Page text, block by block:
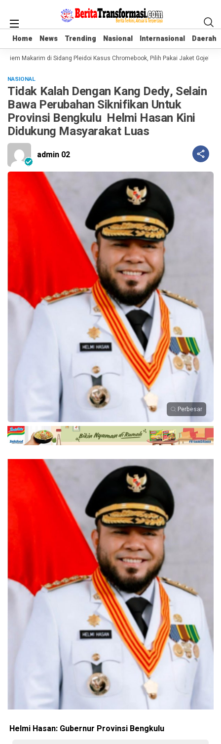
Home News Trending Nasional Internasional Daerah
Home News Trending Nasional Internasional Daerah
Makarim di Sidang Pleidoi Kasus Chromebook, Pilih Pakai Jaket Gojek
NASIONAL
Tidak Kalah Dengan Kang Dedy, Selain
Bawa Perubahan Siknifikan Untuk
Provinsi Bengkulu Helmi Hasan Kini
Didukung Masyarakat Luas
admin 02
Perbesar
Helmi Hasan: Gubernur Provinsi Bengkulu